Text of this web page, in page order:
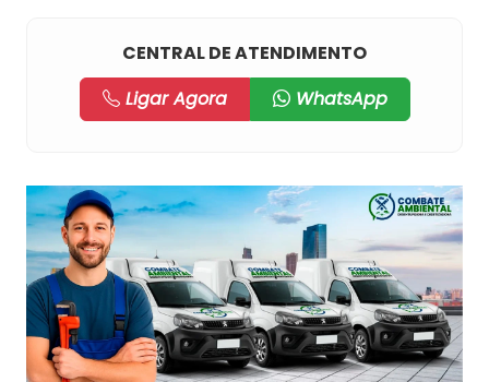
CENTRAL DE ATENDIMENTO
Ligar Agora
WhatsApp